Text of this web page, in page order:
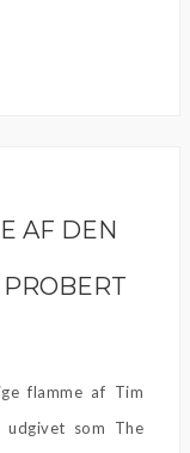
AF DEN
flamme af Tim
udgivet som The